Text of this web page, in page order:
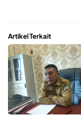
Artikel Terkait